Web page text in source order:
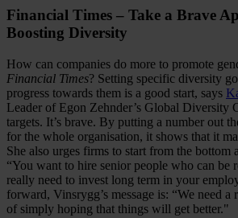
Financial Times – Take a Brave
Boosting Diversity
How can companies do more to promote
Financial Times? Setting specific diversity
progress towards them is a good start, says
Leader of Egon Zehnder’s Global Diversity
targets. It’s brave. By putting a number out
for the whole organisation, it shows that it
She also urges firms to start from the bottom
“You want to hire senior people who can be
really need to invest long term in your
forward, Vinsrygg’s message is: “We need a
of simply hoping that things will get better."